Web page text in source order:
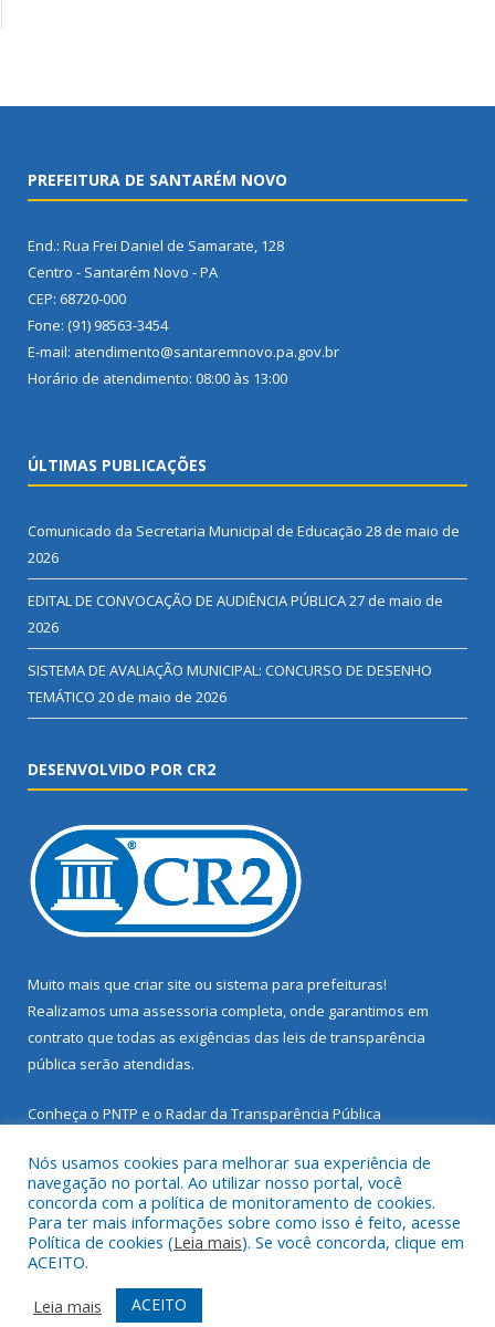
PREFEITURA DE SANTARÉM NOVO
End.: Rua Frei Daniel de Samarate, 128
Centro - Santarém Novo - PA
CEP: 68720-000
Fone: (91) 98563-3454
E-mail: atendimento@santaremnovo.pa.gov.br
Horário de atendimento: 08:00 às 13:00
ÚLTIMAS PUBLICAÇÕES
Comunicado da Secretaria Municipal de Educação 28 de maio de
2026
EDITAL DE CONVOCAÇÃO DE AUDIÊNCIA PÚBLICA27 de maio de
2026
SISTEMA DE AVALIAÇÃO MUNICIPAL: CONCURSO DE DESENHO
TEMÁTICO 20 de maio de 2026
DESENVOLVIDO POR CR2
Muito mais que criar site ou sistema para prefeituras!
Realizamos uma assessoria completa, onde garantimos em
contrato que todas as exigências das leis de transparência
pública serão atendidas.
Conheça o PNTP e o Radar da Transparência Pública
Todos os direitos reservados a Prefeitura Municipal de Santarém
Novo.
Mapa do Site
Acessar Área Administrativa
Nós usamos cookies para melhorar sua experiência de
navegação no portal. Ao utilizar nosso portal, você
concorda com a política de monitoramento de cookies.
Para ter mais informações sobre como isso é feito, acesse
Política de cookies (Leia mais). Se você concorda, clique em
ACEITO.
Leia mais
ACEITO